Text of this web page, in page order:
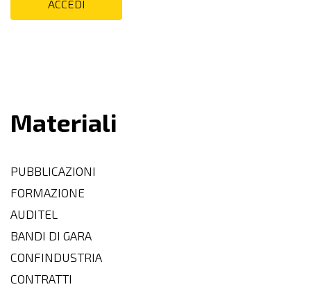
Materiali
PUBBLICAZIONI
FORMAZIONE
AUDITEL
BANDI DI GARA
CONFINDUSTRIA
CONTRATTI